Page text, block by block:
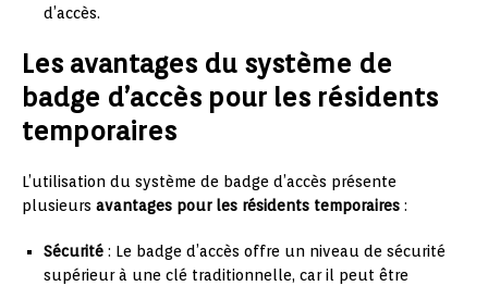
d’accès.
Les avantages du système de
badge d’accès pour les résidents
temporaires
L’utilisation du système de badge d’accès présente
plusieurs avantages pour les résidents temporaires :
Sécurité : Le badge d’accès offre un niveau de sécurité
supérieur à une clé traditionnelle, car il peut être